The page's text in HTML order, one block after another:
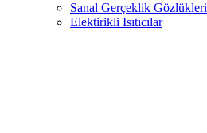
Sanal Gerçeklik Gözlükleri
Elektirikli Isıtıcılar